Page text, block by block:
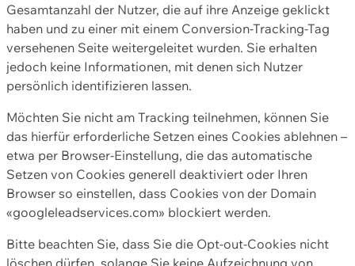
Gesamtanzahl der Nutzer, die auf ihre Anzeige geklickt
haben und zu einer mit einem Conversion-Tracking-Tag
versehenen Seite weitergeleitet wurden. Sie erhalten
jedoch keine Informationen, mit denen sich Nutzer
persönlich identifizieren lassen.
Möchten Sie nicht am Tracking teilnehmen, können Sie
das hierfür erforderliche Setzen eines Cookies ablehnen –
etwa per Browser-Einstellung, die das automatische
Setzen von Cookies generell deaktiviert oder Ihren
Browser so einstellen, dass Cookies von der Domain
«googleleadservices.com» blockiert werden.
Bitte beachten Sie, dass Sie die Opt-out-Cookies nicht